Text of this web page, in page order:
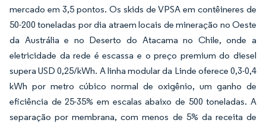
mercado em 3,5 pontos. Os skids de VPSA em contêineres de
50-200 toneladas por dia atraem locais de mineração no Oeste
da Austrália e no Deserto do Atacama no Chile, onde a
eletricidade da rede é escassa e o preço premium do diesel
supera USD 0,25/kWh. A linha modular da Linde oferece 0,3-0,4
kWh por metro cúbico normal de oxigênio, um ganho de
eficiência de 25-35% em escalas abaixo de 500 toneladas. A
separação por membrana, com menos de 5% da receita de